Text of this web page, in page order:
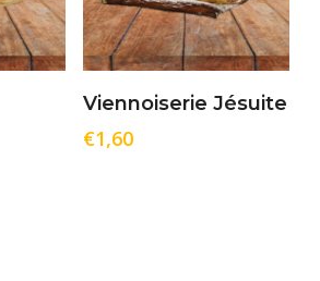
Ajouter Au Panier
Viennoiserie Jésuite
€1,60